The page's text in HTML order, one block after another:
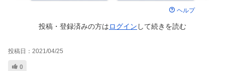
ヘルプ
投稿・登録済みの方はログイン して続きを読む
投稿日： 2021/04/25
0